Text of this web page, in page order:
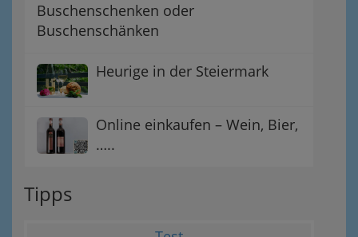
Buschenschenken oder
Buschenschänken
Heurige in der Steiermark
Online einkaufen – Wein, Bier,
…..
Tipps